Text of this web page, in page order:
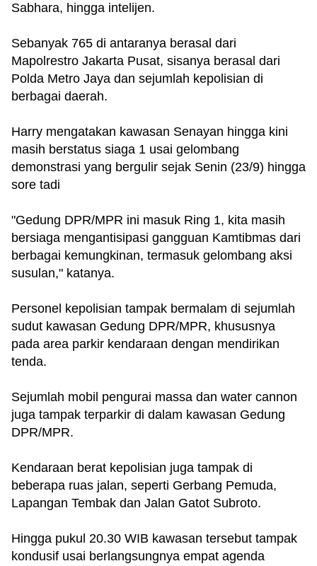
Sabhara, hingga intelijen.
Sebanyak 765 di antaranya berasal dari
Mapolrestro Jakarta Pusat, sisanya berasal dari
Polda Metro Jaya dan sejumlah kepolisian di
berbagai daerah.
Harry mengatakan kawasan Senayan hingga kini
masih berstatus siaga 1 usai gelombang
demonstrasi yang bergulir sejak Senin (23/9) hingga
sore tadi
"Gedung DPR/MPR ini masuk Ring 1, kita masih
bersiaga mengantisipasi gangguan Kamtibmas dari
berbagai kemungkinan, termasuk gelombang aksi
susulan," katanya.
Personel kepolisian tampak bermalam di sejumlah
sudut kawasan Gedung DPR/MPR, khususnya
pada area parkir kendaraan dengan mendirikan
tenda.
Sejumlah mobil pengurai massa dan water cannon
juga tampak terparkir di dalam kawasan Gedung
DPR/MPR.
Kendaraan berat kepolisian juga tampak di
beberapa ruas jalan, seperti Gerbang Pemuda,
Lapangan Tembak dan Jalan Gatot Subroto.
Hingga pukul 20.30 WIB kawasan tersebut tampak
kondusif usai berlangsungnya empat agenda